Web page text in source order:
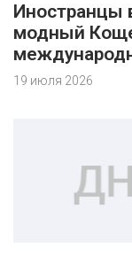
Иностранцы
модный
19 июля 2026